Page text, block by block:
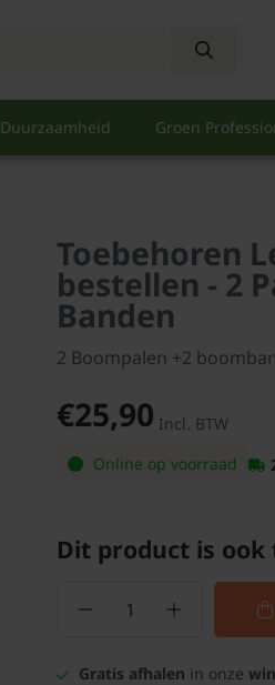
Duurzaamheid Groen
Toebehoren
bestellen - 2
Banden
2 Boompalen +2
€25,90 Incl. BTW
Online op voorraad
Dit product is
Gratis afhalen in onze